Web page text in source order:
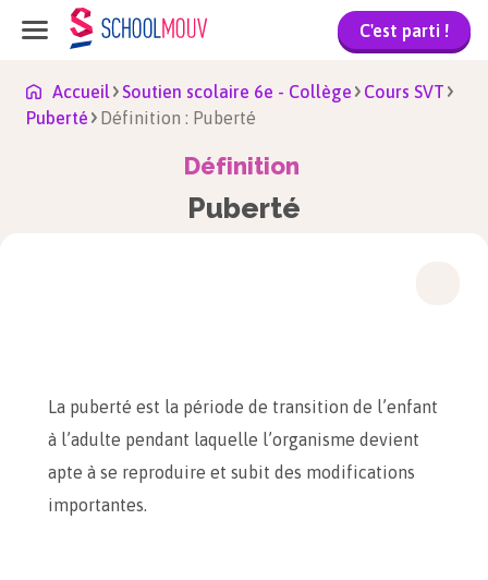
C'est parti !
Accueil Soutien scolaire 6e - Collège
Cours SVT
Puberté
Définition : Puberté
Définition
Puberté
La puberté est la période de transition de l’enfant
à l’adulte pendant laquelle l’organisme devient
apte à se reproduire et subit des modifications
importantes.